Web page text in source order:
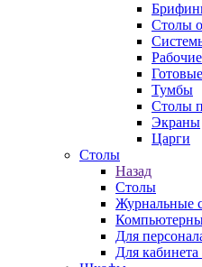
Столы
Тумбы
Столы
Экраны
Царги
Столы
Назад
Столы
Журнальные
Для
Для кабинета